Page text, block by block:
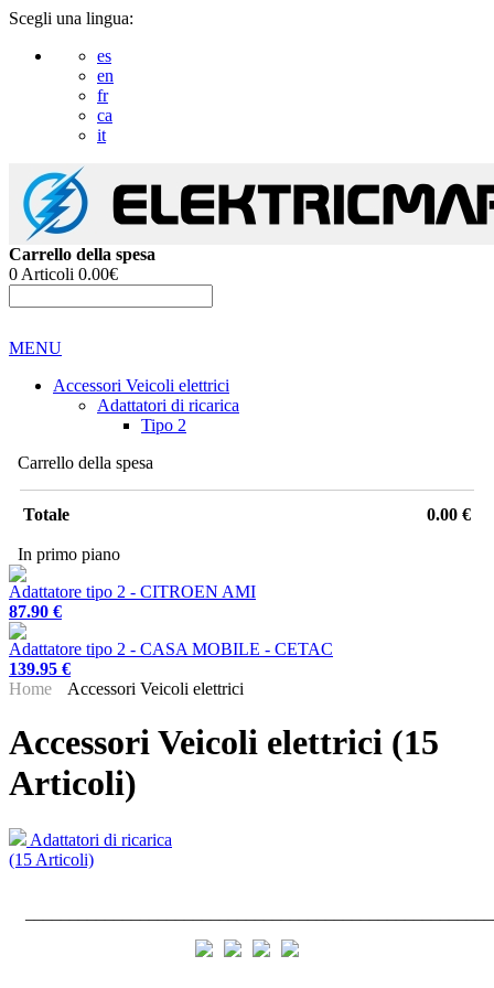
Scegli una lingua:
es
en
fr
ca
it
Carrello della spesa
0 Articoli 0.00€
MENU
Accessori Veicoli elettrici
Adattatori di ricarica
Tipo 2
Carrello della spesa
Totale 0.00 €
In primo piano
Adattatore tipo 2 - CITROEN AMI
87.90 €
Adattatore tipo 2 - CASA MOBILE - CETAC
139.95 €
Home
Accessori Veicoli elettrici
Accessori Veicoli elettrici (15
Articoli)
Adattatori di ricarica
(15 Articoli)